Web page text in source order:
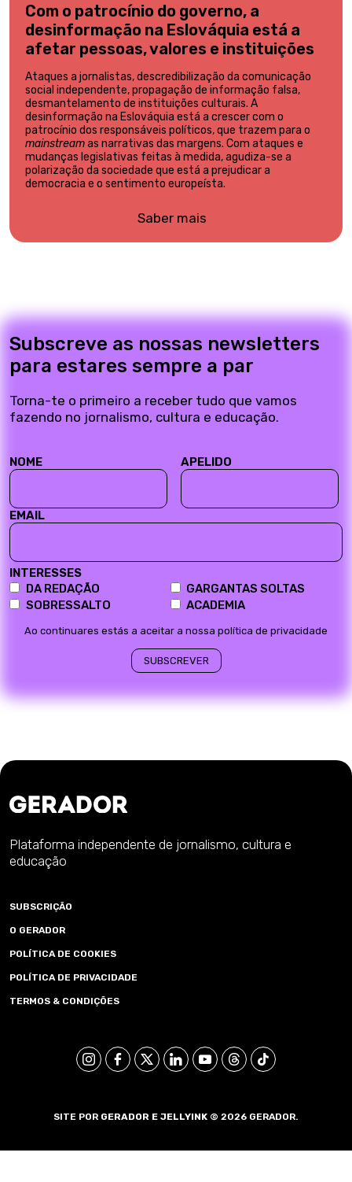
Com o patrocínio do governo, a
desinformação na Eslováquia está a
afetar pessoas, valores e instituições
Ataques a jornalistas, descredibilização da comunicação
social independente, propagação de informação falsa,
desmantelamento de instituições culturais. A
desinformação na Eslováquia está a crescer com o
patrocínio dos responsáveis políticos, que trazem para o
mainstreamas narrativas das margens. Com ataques e
mudanças legislativas feitas à medida, agudiza-se a
polarização da sociedade que está a prejudicar a
democracia e o sentimento europeísta.
Saber mais
Subscreve as nossas newsletters
para estares sempre a par
Torna-te o primeiro a receber tudo que vamos
fazendo no jornalismo, cultura e educação.
NOME APELIDO
EMAIL
INTERESSES
DA REDAÇÃO
SOBRESSALTO
GARGANTAS SOLTAS
ACADEMIA
Ao continuares estás a aceitar a nossa política de privacidade
Plataforma independente de jornalismo, cultura e
educação
SUBSCRIÇÃO
O GERADOR
POLÍTICA DE COOKIES
POLÍTICA DE PRIVACIDADE
TERMOS & CONDIÇÕES
SITE POR GERADOR E JELLYINK © 2026 GERADOR.